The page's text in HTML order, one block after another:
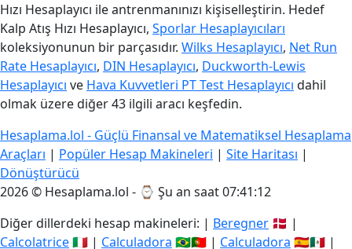
Hızı Hesaplayıcı ile antrenmanınızı kişiselleştirin. Hedef
Kalp Atış Hızı Hesaplayıcı, Sporlar Hesaplayıcıları
koleksiyonunun bir parçasıdır. Wilks Hesaplayıcı, Net Run
Rate Hesaplayıcı, DIN Hesaplayıcı, Duckworth-Lewis
Hesaplayıcı ve Hava Kuvvetleri PT Test Hesaplayıcı dahil
olmak üzere diğer 43 ilgili aracı keşfedin.
Hesaplama.lol - Güçlü Finansal ve Matematiksel Hesaplama
Araçları | Popüler Hesap Makineleri | Site Haritası |
Dönüştürücü
2026 © Hesaplama.lol - ⌚ Şu an saat 07:41:13
Diğer dillerdeki hesap makineleri: | Beregner 🇩🇰 |
Calcolatrice🇮🇹 | Calculadora 🇧🇷🇵🇹 | Calculadora 🇪🇸🇲🇽 |